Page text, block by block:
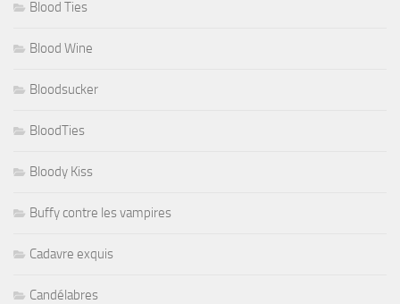
Blood Ties
Blood Wine
Bloodsucker
BloodTies
Bloody Kiss
Buffy contre les vampires
Cadavre exquis
Candélabres